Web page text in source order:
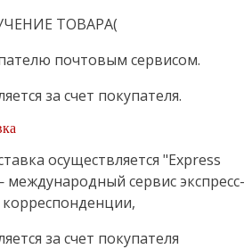
ТОВАРА(
почтовым сервисом.
за счет покупателя.
осуществляется "Express
международный сервис экспресс-
за счет покупателя